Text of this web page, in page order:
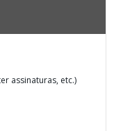
assinaturas, etc.)